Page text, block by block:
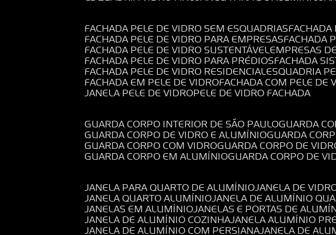
FACHADA PELE DE VIDRO SEM ESQUADRIAS
FACHADA PELE DE VIDRO PARA EMPRESAS FACHADA
FACHADA PELE DE VIDRO SUSTENTÁVEL EMPRESAS
FACHADA PELE DE VIDRO PARA PRÉDIOS FACHADA
FACHADA PELE DE VIDRO RESIDENCIAL ESQUADRIA
FACHADA EM PELE DE VIDRO FACHADA COM PELE DE
JANELA PELE DE VIDRO PELE DE VIDRO FACHADA
GUARDA CORPO INTERIOR DE SÃO PAULO GUARDA
GUARDA CORPO DE VIDRO E ALUMÍNIO GUARDA
GUARDA CORPO COM VIDRO GUARDA CORPO DE
GUARDA CORPO EM ALUMÍNIO GUARDA CORPO DE
JANELA PARA QUARTO DE ALUMÍNIO JANELA DE
JANELA QUARTO ALUMÍNIO JANELA DE ALUMÍNIO
JANELAS EM ALUMÍNIO JANELAS E PORTAS DE
JANELA DE ALUMÍNIO COZINHA JANELA ALUMÍNIO
JANELA DE ALUMÍNIO COM PERSIANA JANELA DE